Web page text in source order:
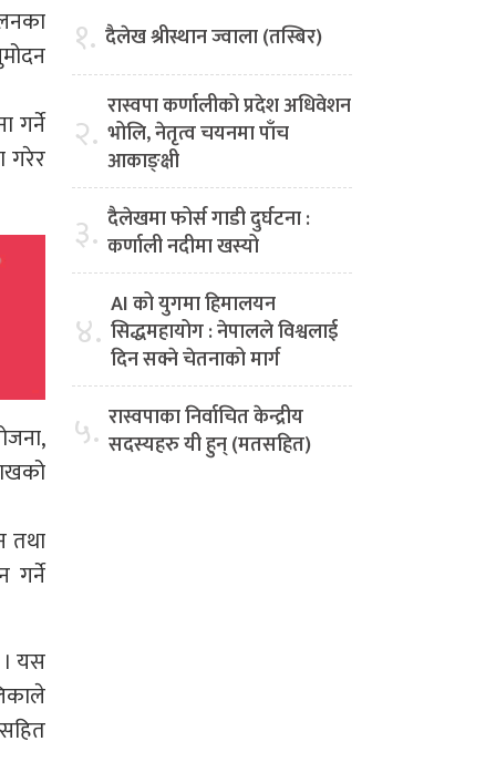
गर्ने
गरेर
तथा
गर्ने
। यस
१. दैलेख श्रीस्थान ज्वाला (तस्बिर)
२. रास्वपा कर्णालीको प्रदेश अधिवेशन
भोलि, नेतृत्व चयनमा पाँच
आकाङ्क्षी
३. दैलेखमा फोर्स गाडी दुर्घटना :
कर्णाली नदीमा खस्यो
४. AI को युगमा हिमालयन
सिद्धमहायोग : नेपालले विश्वलाई
दिन सक्ने चेतनाको मार्ग
५. रास्वपाका निर्वाचित केन्द्रीय
सदस्यहरु यी हुन् (मतसहित)